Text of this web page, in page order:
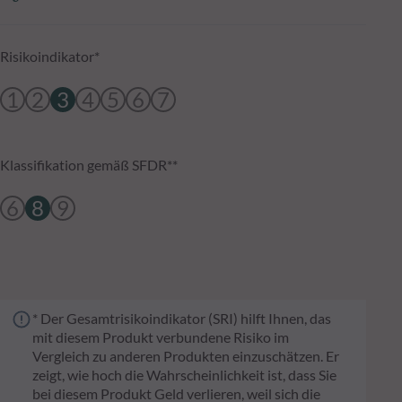
Risikoindikator*
1 2 3 4 5 6 7
Klassifikation gemäß SFDR**
6 8 9
* Der Gesamtrisikoindikator (SRI) hilft Ihnen, das
mit diesem Produkt verbundene Risiko im
Vergleich zu anderen Produkten einzuschätzen. Er
zeigt, wie hoch die Wahrscheinlichkeit ist, dass Sie
bei diesem Produkt Geld verlieren, weil sich die